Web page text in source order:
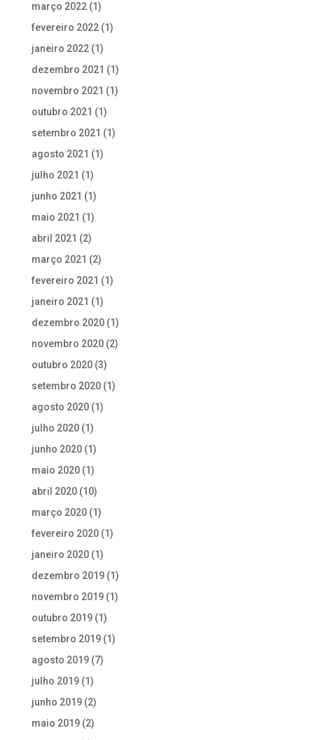
março 2022(1)
fevereiro 2022(1)
janeiro 2022(1)
dezembro 2021 (1)
novembro 2021 (1)
outubro 2021 (1)
setembro 2021 (1)
agosto 2021 (1)
julho 2021 (1)
junho 2021 (1)
maio 2021 (1)
abril 2021 (2)
março 2021 (2)
fevereiro 2021 (1)
janeiro 2021 (1)
dezembro 2020(1)
novembro 2020(2)
outubro 2020(3)
setembro 2020(1)
agosto 2020(1)
julho 2020(1)
junho 2020(1)
maio 2020(1)
abril 2020(10)
março 2020(1)
fevereiro 2020(1)
janeiro 2020(1)
dezembro 2019(1)
novembro 2019(1)
outubro 2019(1)
setembro 2019(1)
agosto 2019(7)
julho 2019(1)
junho 2019(2)
maio 2019(2)